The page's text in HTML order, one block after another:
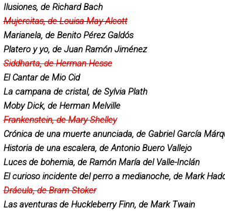
Ilusiones, de Richard Bach
Mujercitas, de Louisa May Alcott
Marianela, de Benito Pérez Galdós
Platero y yo, de Juan Ramón Jiménez
Siddharta, de Herman Hesse
El Cantar de Mio Cid
La campana de cristal, de Sylvia Plath
Moby Dick, de Herman Melville
Frankenstein, de Mary Shelley
Crónica de una muerte anunciada, de Gabriel García
Historia de una escalera, de Antonio Buero Vallejo
Luces de bohemia, de Ramón María del Valle-Inclán
El curioso incidente del perro a medianoche, de Mark
Drácula, de Bram Stoker
Las aventuras de Huckleberry Finn, de Mark Twain